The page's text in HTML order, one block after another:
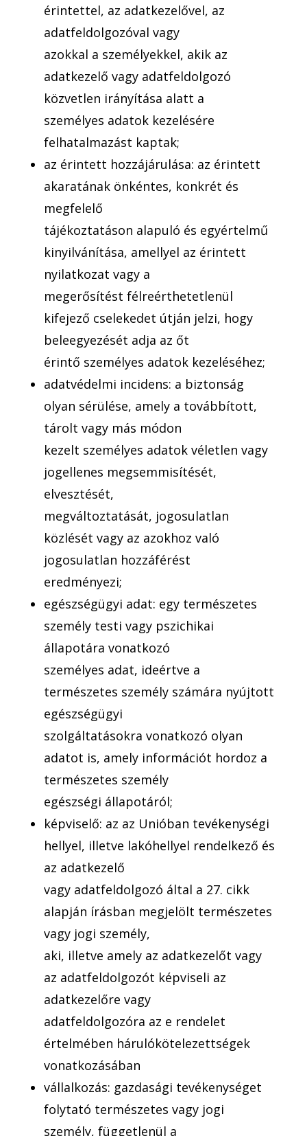
érintettel, az adatkezelővel, az
adatfeldolgozóval vagy
azokkal a személyekkel, akik az
adatkezelő vagy adatfeldolgozó
közvetlen irányítása alatt a
személyes adatok kezelésére
felhatalmazást kaptak;
az érintett hozzájárulása: az érintett
akaratának önkéntes, konkrét és
megfelelő
tájékoztatáson alapuló és egyértelmű
kinyilvánítása, amellyel az érintett
nyilatkozat vagy a
megerősítést félreérthetetlenül
kifejező cselekedet útján jelzi, hogy
beleegyezését adja az őt
érintő személyes adatok kezeléséhez;
adatvédelmi incidens: a biztonság
olyan sérülése, amely a továbbított,
tárolt vagy más módon
kezelt személyes adatok véletlen vagy
jogellenes megsemmisítését,
elvesztését,
megváltoztatását, jogosulatlan
közlését vagy az azokhoz való
jogosulatlan hozzáférést
eredményezi;
egészségügyi adat: egy természetes
személy testi vagy pszichikai
állapotára vonatkozó
személyes adat, ideértve a
természetes személy számára nyújtott
egészségügyi
szolgáltatásokra vonatkozó olyan
adatot is, amely információt hordoz a
természetes személy
egészségi állapotáról;
képviselő: az az Unióban tevékenységi
hellyel, illetve lakóhellyel rendelkező és
az adatkezelő
vagy adatfeldolgozó által a 27. cikk
alapján írásban megjelölt természetes
vagy jogi személy,
aki, illetve amely az adatkezelőt vagy
az adatfeldolgozót képviseli az
adatkezelőre vagy
adatfeldolgozóra az e rendelet
értelmében hárulókötelezettségek
vonatkozásában
vállalkozás: gazdasági tevékenységet
folytató természetes vagy jogi
személy, függetlenül a